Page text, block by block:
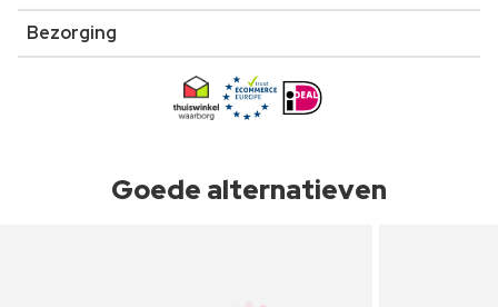
Bezorging
Goede alternatieven